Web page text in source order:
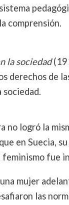
comprensión.
la sociedad
derechos de
sociedad.
no logró la
en Suecia,
feminismo fue
mujer
las